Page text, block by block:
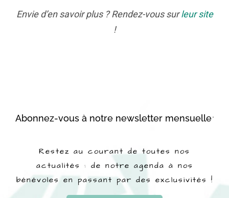
Envie d’en savoir plus ? Rendez-vous surleur site
!
Abonnez-vous à notre newsletter mensuelle
Restez au courant de toutes nos
actualités : de notre agenda à nos
bénévoles en passant par des exclusivités !